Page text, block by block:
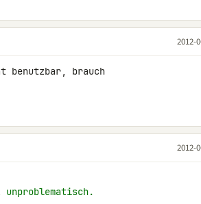
2012-
benutzbar, brauch
2012-